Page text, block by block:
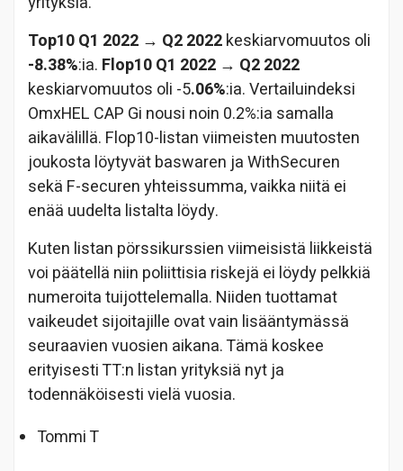
Top10 Q1 2022 → Q2 2022keskiarvomuutos oli
-8.38%:ia. Flop10 Q1 2022 → Q2 2022
keskiarvomuutos oli -5.06%:ia. Vertailuindeksi
OmxHEL CAP Gi nousi noin 0.2%:ia samalla
aikavälillä. Flop10-listan viimeisten muutosten
joukosta löytyvät baswaren ja WithSecuren
sekä F-securen yhteissumma, vaikka niitä ei
enää uudelta listalta löydy.
Kuten listan pörssikurssien viimeisistä liikkeistä
voi päätellä niin poliittisia riskejä ei löydy pelkkiä
numeroita tuijottelemalla. Niiden tuottamat
vaikeudet sijoitajille ovat vain lisääntymässä
seuraavien vuosien aikana. Tämä koskee
erityisesti TT:n listan yrityksiä nyt ja
todennäköisesti vielä vuosia.
Tommi T